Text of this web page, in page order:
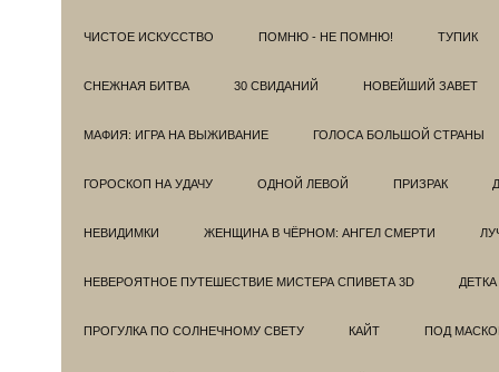
ЧИСТОЕ ИСКУССТВО ПОМНЮ - НЕ ПОМНЮ! ТУПИК
СНЕЖНАЯ БИТВА 30 СВИДАНИЙ НОВЕЙШИЙ ЗАВЕТ
МАФИЯ: ИГРА НА ВЫЖИВАНИЕ ГОЛОСА БОЛЬШОЙ СТРАНЫ
ГОРОСКОП НА УДАЧУ ОДНОЙ ЛЕВОЙ ПРИЗРАК
НЕВИДИМКИ ЖЕНЩИНА В ЧЁРНОМ: АНГЕЛ СМЕРТИ
НЕВЕРОЯТНОЕ ПУТЕШЕСТВИЕ МИСТЕРА СПИВЕТА 3D ДЕТКА
ПРОГУЛКА ПО СОЛНЕЧНОМУ СВЕТУ КАЙТ ПОД